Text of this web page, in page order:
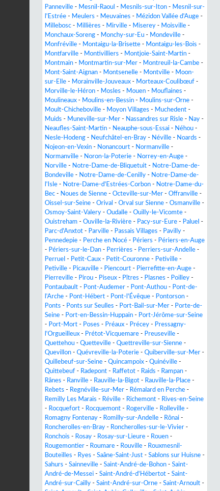
Panneville - Mesnil-Raoul - Mesnils-sur-Iton - Mesnil-sur-
l'Estrée - Meulers - Meuvaines - Mézidon Vallée d'Auge -
Millebosc - Millières - Mirville - Miserey - Moisville -
Monchaux-Soreng - Monchy-sur-Eu - Mondeville -
Monfréville - Montaigu-la-Brisette - Montaigu-les-Bois -
Montfarville - Montivilliers - Montjoie-Saint-Martin -
Montmain - Montmartin-sur-Mer - Montreuil-la-Cambe -
Mont-Saint-Aignan - Montsenelle - Montville - Moon-
sur-Elle - Morainville-Jouveaux - Morteaux-Coulibœuf -
Morville-le-Héron - Mosles - Mouen - Mouflaines -
Moulineaux - Moulins-en-Bessin - Moulins-sur-Orne -
Moult-Chicheboville - Moyon Villages - Muchedent -
Muids - Muneville-sur-Mer - Nassandres sur Risle - Nay -
Neaufles-Saint-Martin - Neauphe-sous-Essai - Néhou -
Nesle-Hodeng - Neufchâtel-en-Bray - Néville - Noards -
Nojeon-en-Vexin - Nonancourt - Normanville -
Normanville - Noron-la-Poterie - Norrey-en-Auge -
Norville - Notre-Dame-de-Bliquetuit - Notre-Dame-de-
Bondeville - Notre-Dame-de-Cenilly - Notre-Dame-de-
l'Isle - Notre-Dame-d'Estrées-Corbon - Notre-Dame-du-
Bec - Noues de Sienne - Octeville-sur-Mer - Offranville -
Oissel-sur-Seine - Orival - Orval sur Sienne - Osmanville -
Osmoy-Saint-Valery - Oudalle - Ouilly-le-Vicomte -
Ouistreham - Ouville-la-Rivière - Pacy-sur-Eure - Paluel -
Parc-d'Anxtot - Parville - Passais Villages - Pavilly -
Pennedepie - Perche en Nocé - Périers - Périers-en-Auge
- Périers-sur-le-Dan - Perrières - Perriers-sur-Andelle -
Perruel - Petit-Caux - Petit-Couronne - Petiville -
Petiville - Picauville - Piencourt - Pierrefitte-en-Auge -
Pierreville - Pirou - Piseux - Pîtres - Plasnes - Poilley -
Pontaubault - Pont-Audemer - Pont-Authou - Pont-de-
l'Arche - Pont-Hébert - Pont-l'Évêque - Pontorson -
Ponts - Ponts sur Seulles - Port-Bail-sur-Mer - Porte-de-
Seine - Port-en-Bessin-Huppain - Port-Jérôme-sur-Seine
- Port-Mort - Poses - Préaux - Précey - Pressagny-
l'Orgueilleux - Prétot-Vicquemare - Preuseville -
Quettehou - Quetteville - Quettreville-sur-Sienne -
Quevillon - Quévreville-la-Poterie - Quiberville-sur-Mer -
Quillebeuf-sur-Seine - Quincampoix - Quinéville -
Quittebeuf - Radepont - Raffetot - Raids - Rampan -
Rânes - Ranville - Rauville-la-Bigot - Rauville-la-Place -
Rebets - Regnéville-sur-Mer - Rémalard en Perche -
Remilly Les Marais - Réville - Richemont - Rives-en-Seine
- Rocquefort - Rocquemont - Rogerville - Rolleville -
Romagny Fontenay - Romilly-sur-Andelle - Rônai -
Roncherolles-en-Bray - Roncherolles-sur-le-Vivier -
Ronchois - Rosay - Rosay-sur-Lieure - Rouen -
Rougemontier - Roumare - Rouville - Rouxmesnil-
Bouteilles - Ryes - Saâne-Saint-Just - Sablons sur Huisne -
Sahurs - Sainneville - Saint-André-de-Bohon - Saint-
André-de-Messei - Saint-André-d'Hébertot - Saint-
André-sur-Cailly - Saint-André-sur-Orne - Saint-Arnoult -